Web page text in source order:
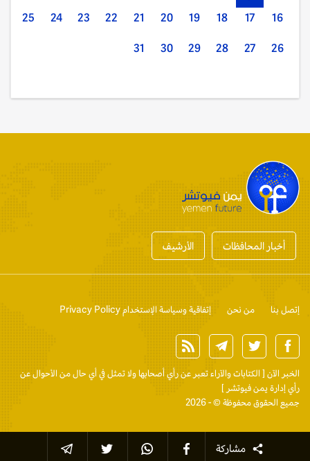
مشاركة
16
17
18
19
20
21
22
23
24
25
26
27
28
29
30
31
أخبار المحافظات الأرشيف
إتصل بنا من نحن إتفاقية وسياسة الإستخدام Privacy Policy
الخبر الآن [ الكتابات والآراء تعبر عن رأي أصحابها ولا تمثل في أي حال من الأحوال عن
رأي إدارة يمن فيوتشر ]
جميع الحقوق محفوظة © - 2026